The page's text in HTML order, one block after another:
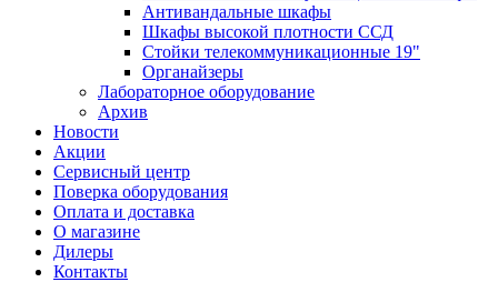
Антивандальные шкафы
Шкафы высокой плотности ССД
Стойки телекоммуникационные 19"
Органайзеры
Лабораторное оборудование
Архив
Новости
Акции
Сервисный центр
Поверка оборудования
Оплата и доставка
О магазине
Дилеры
Контакты